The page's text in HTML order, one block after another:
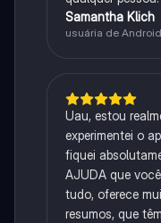
Samantha Klich
usuária de Android
Uau, estou
experimentei o
fiquei
AJUDA que
tudo, oferece
resumos, que